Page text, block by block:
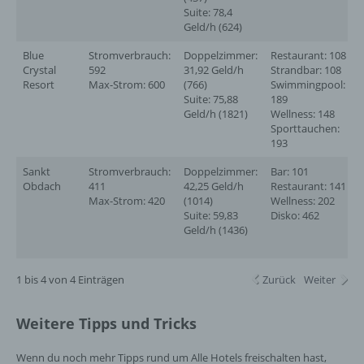
Suite: 78,4
Geld/h (624)
Blue
Crystal
Resort
Stromverbrauch:
592
Max-Strom: 600
Doppelzimmer:
31,92 Geld/h
(766)
Suite: 75,88
Geld/h (1821)
Restaurant: 108
Strandbar: 108
Swimmingpool:
189
Wellness: 148
Sporttauchen:
193
Sankt
Obdach
Stromverbrauch:
411
Max-Strom: 420
Doppelzimmer:
42,25 Geld/h
(1014)
Suite: 59,83
Geld/h (1436)
Bar: 101
Restaurant: 141
Wellness: 202
Disko: 462
1 bis 4 von 4 Einträgen Zurück Weiter
Weitere Tipps und Tricks
Wenn du noch mehr Tipps rund um Alle Hotels freischalten hast,
Verantwortlicher
Verantwortlicher oder für die Verarbeitung
Verantwortlicher ist die natürliche oder
juristische Person, Behörde, Einrichtung
und Mittel der Verarbeitung von
personenbezogenen Daten entscheidet.
Sind die Zwecke und Mittel dieser
Verarbeitung durch das Unionsrecht oder
beziehungsweise können die bestimmten
Mitgliedstaaten vorgesehen werden.